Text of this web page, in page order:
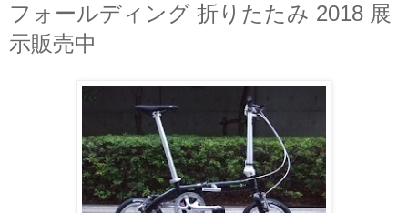
フォールディング 折りたたみ 2018 展
示販売中